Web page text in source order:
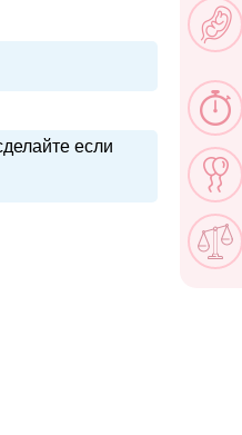
если